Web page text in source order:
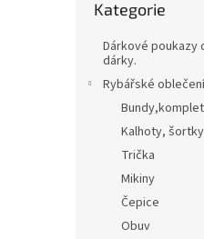
kategorie
Kategorie
Dárkové poukazy
dárky.
Rybářské oblečení
Kalhoty,
Trička
Mikiny
Čepice
Obuv